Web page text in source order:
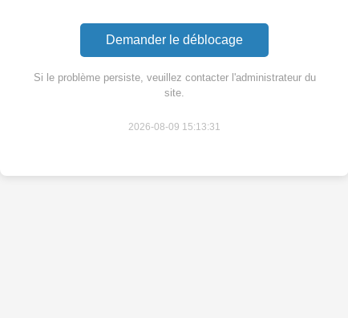
Demander le déblocage
Si le problème persiste, veuillez contacter l'administrateur du
site.
2026-08-09 15:13:31